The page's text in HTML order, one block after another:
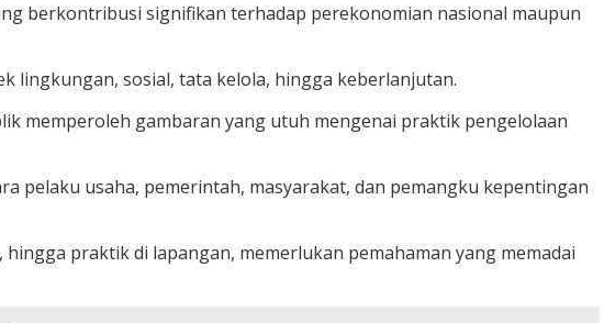
berkontribusi signifikan terhadap perekonomian nasional maupun
lingkungan, sosial, tata kelola, hingga keberlanjutan.
memperoleh gambaran yang utuh mengenai praktik pengelolaan
pelaku usaha, pemerintah, masyarakat, dan pemangku kepentingan
praktik di lapangan, memerlukan pemahaman yang memadai